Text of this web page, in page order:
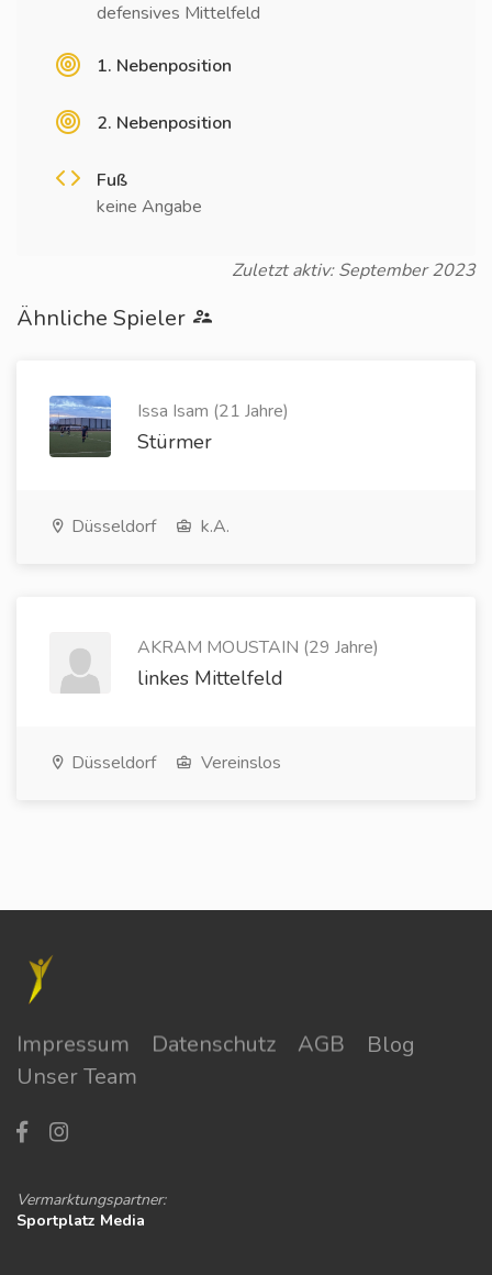
defensives Mittelfeld
1. Nebenposition
2. Nebenposition
Fuß
keine Angabe
Zuletzt aktiv: September 2023
Ähnliche Spieler
Issa Isam (21 Jahre)
Stürmer
Düsseldorf k.A.
AKRAM MOUSTAIN (29 Jahre)
linkes Mittelfeld
Düsseldorf Vereinslos
Impressum Datenschutz AGB
Blog
Unser Team
Vermarktungspartner:
Sportplatz Media